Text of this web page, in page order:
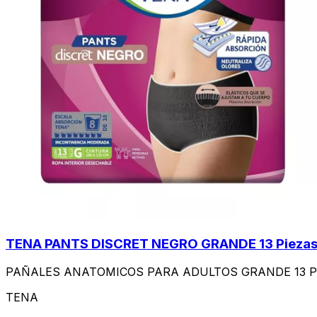
TENA PANTS DISCRET NEGRO GRANDE 13 Piezas
PAÑALES ANATOMICOS PARA ADULTOS GRANDE 13
TENA